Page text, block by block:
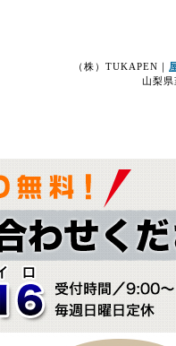
（株）TUKAPEN｜
山梨